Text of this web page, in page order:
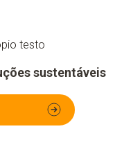
testo
sustentáveis